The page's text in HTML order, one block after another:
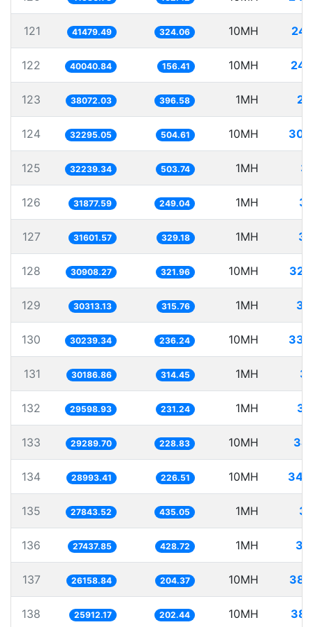
121 41479.49 324.06 10MH
122 40040.84 156.41 10MH
123 38072.03 396.58 1MH
124 32295.05 504.61 10MH
125 32239.34 503.74 1MH
126 31877.59 249.04 1MH
127 31601.57 329.18 1MH
128 30908.27 321.96 10MH
129 30313.13 315.76 1MH
130 30239.34 236.24 10MH
131 30186.86 314.45 1MH
132 29598.93 231.24 1MH
133 29289.70 228.83 10MH
134 28993.41 226.51 10MH
135 27843.52 435.05 1MH
136 27437.85 428.72 1MH
137 26158.84 204.37 10MH
138 25912.17 202.44 10MH